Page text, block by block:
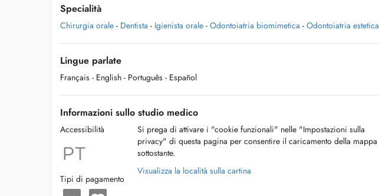
Specialità
Chirurgia orale - Dentista - Igienista orale - Odontoiatria biomimetica - Odontoiatria estetica
Lingue parlate
Français - English - Português - Español
Informazioni sullo studio medico
Accessibilità
Tipi di pagamento
Si prega di attivare i "cookie funzionali" nelle "Impostazioni sulla
privacy" di questa pagina per consentire il caricamento della mappa
sottostante.
Visualizza la località sulla cartina